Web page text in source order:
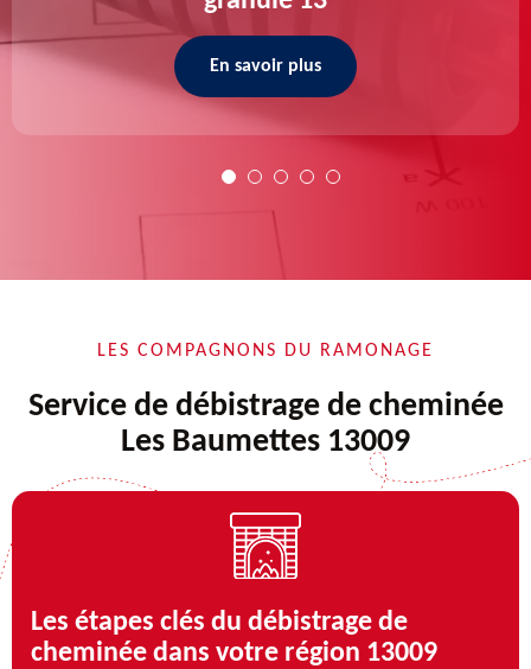
En savoir plus
LES COMPAGNONS DU RAMONAGE
Service de débistrage de cheminée
Les Baumettes 13009
Les étapes clés du débistrage de
cheminée dans votre région 13009